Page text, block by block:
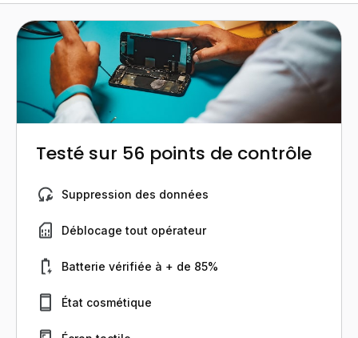
Testé sur 56 points de contrôle
Suppression des données
Déblocage tout opérateur
Batterie vérifiée à + de 85%
État cosmétique